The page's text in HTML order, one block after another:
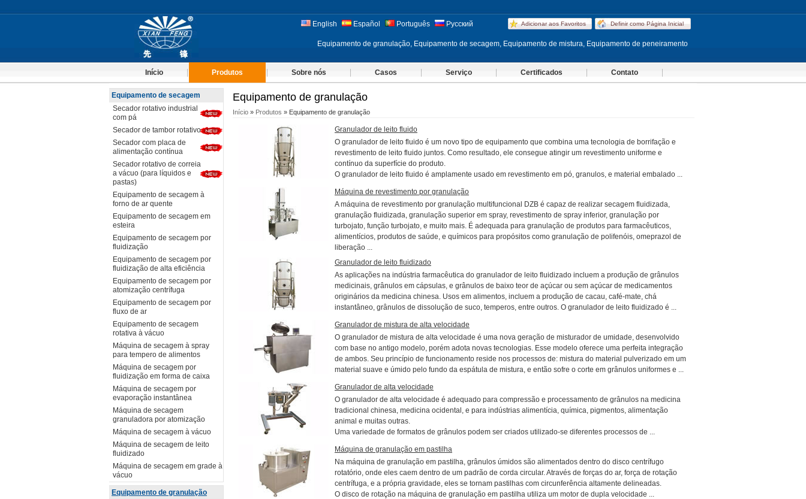
Definir como Página Inicial
Adicionar aos Favoritos
English Español Português Русский
Equipamento de granulação, Equipamento de secagem, Equipamento de mistura, Equipamento de peneiramento
Início Produtos Sobre nós Casos Serviço Certificados Contato
Equipamento de secagem
Secador rotativo industrial
com pá
Secador de tambor rotativo
Secador com placa de
alimentação contínua
Secador rotativo de correia
a vácuo (para líquidos e
pastas)
Equipamento de secagem à
forno de ar quente
Equipamento de secagem em
esteira
Equipamento de secagem por
fluidização
Equipamento de secagem por
fluidização de alta eficiência
Equipamento de secagem por
atomização centrífuga
Equipamento de secagem por
fluxo de ar
Equipamento de secagem
rotativa à vácuo
Máquina de secagem à spray
para tempero de alimentos
Máquina de secagem por
fluidização em forma de caixa
Máquina de secagem por
evaporação instantânea
Máquina de secagem
granuladora por atomização
Máquina de secagem à vácuo
Máquina de secagem de leito
fluidizado
Máquina de secagem em grade à
vácuo
Equipamento de granulação
Equipamento de granulação
Início » Produtos » Equipamento de granulação
Granulador de leito fluido
O granulador de leito fluido é um novo tipo de equipamento que combina uma tecnologia de borrifação e
revestimento de leito fluido juntos. Como resultado, ele consegue atingir um revestimento uniforme e
contínuo da superfície do produto.
O granulador de leito fluido é amplamente usado em revestimento em pó, granulos, e material embalado ...
Máquina de revestimento por granulação
A máquina de revestimento por granulação multifuncional DZB é capaz de realizar secagem fluidizada,
granulação fluidizada, granulação superior em spray, revestimento de spray inferior, granulação por
turbojato, função turbojato, e muito mais. É adequada para granulação de produtos para farmacêuticos,
alimentícios, produtos de saúde, e químicos para propósitos como granulação de polifenóis, omeprazol de
liberação ...
Granulador de leito fluidizado
As aplicações na indústria farmacêutica do granulador de leito fluidizado incluem a produção de grânulos
medicinais, grânulos em cápsulas, e grânulos de baixo teor de açúcar ou sem açúcar de medicamentos
originários da medicina chinesa. Usos em alimentos, incluem a produção de cacau, café-mate, chá
instantâneo, grânulos de dissolução de suco, temperos, entre outros. O granulador de leito fluidizado é ...
Granulador de mistura de alta velocidade
O granulador de mistura de alta velocidade é uma nova geração de misturador de umidade, desenvolvido
com base no antigo modelo, porém adota novas tecnologias. Esse modelo oferece uma perfeita integração
de ambos. Seu princípio de funcionamento reside nos processos de: mistura do material pulverizado em um
material suave e úmido pelo fundo da espátula de mistura, e então sofre o corte em grânulos uniformes e ...
Granulador de alta velocidade
O granulador de alta velocidade é adequado para compressão e processamento de grânulos na medicina
tradicional chinesa, medicina ocidental, e para indústrias alimentícia, química, pigmentos, alimentação
animal e muitas outras.
Uma variedade de formatos de grânulos podem ser criados utilizado-se diferentes processos de ...
Máquina de granulação em pastilha
Na máquina de granulação em pastilha, grânulos úmidos são alimentados dentro do disco centrífugo
rotatório, onde eles caem dentro de um padrão de corda circular. Através de forças do ar, força de rotação
centrífuga, e a própria gravidade, eles se tornam pastilhas com circunferência altamente delineadas.
O disco de rotação na máquina de granulação em pastilha utiliza um motor de dupla velocidade ...